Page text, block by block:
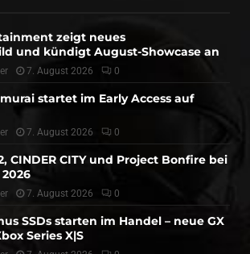
zeigt neues
und kündigt August-Showcase an
7. August 2026 0
startet im Early Access auf
7. August 2026 0
CINDER CITY und Project Bonfire bei
7. August 2026 0
SSDs starten im Handel – neue GX
Series X|S